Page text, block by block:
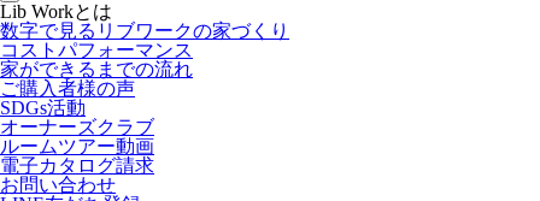
Lib Workとは
数字で見るリブワークの家づくり
コストパフォーマンス
家ができるまでの流れ
ご購入者様の声
SDGs活動
オーナーズクラブ
ルームツアー動画
電子カタログ請求
お問い合わせ